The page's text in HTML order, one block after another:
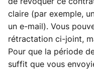
claire (par exemple,
un e-mail). Vous
rétractation ci-joint,
Pour que la période
suffit que vous